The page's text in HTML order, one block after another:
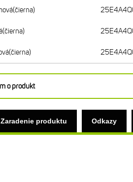
o produkt
Zaradenie produktu Odkazy